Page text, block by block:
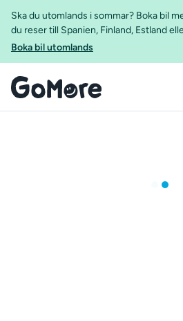
Ska du utomlands i sommar? Boka bil
du reser till Spanien, Finland, Estland
Boka bil utomlands